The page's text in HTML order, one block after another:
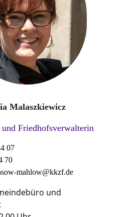
Malaszkiewicz
und Friedhofsverwalterin
07
70
mahlow@kkzf.de
und